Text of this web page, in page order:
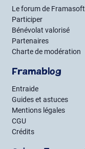
Le forum de Framasoft
Participer
Bénévolat valorisé
Partenaires
Charte de modération
Framablog
Entraide
Guides et astuces
Mentions légales
CGU
Crédits